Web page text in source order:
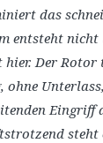
das
entsteht
hier. Der
Eingriff
steht